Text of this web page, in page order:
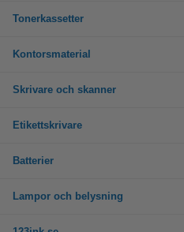
Tonerkassetter
Kontorsmaterial
Skrivare och skanner
Etikettskrivare
Batterier
Lampor och belysning